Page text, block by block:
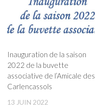
Inauguration de la saison
2022 de la buvette
associative de l’Amicale des
Carlencassols
13 JUIN 2022